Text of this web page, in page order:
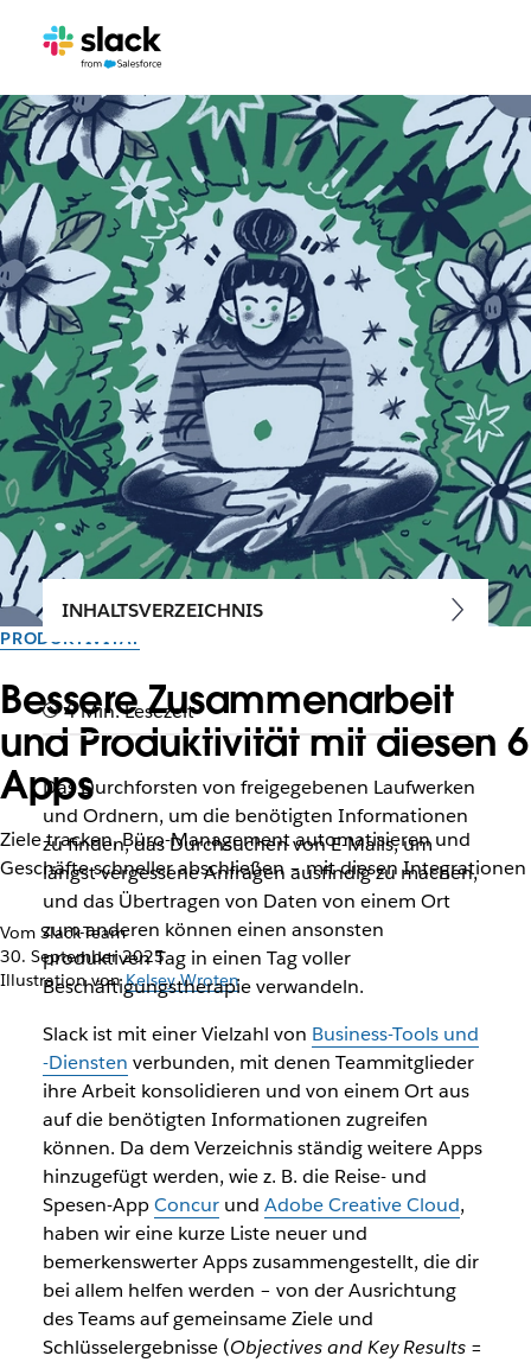
PRODUKTIVITÄT
Bessere Zusammenarbeit
und Produktivität mit diesen 6
Apps
Ziele tracken, Büro-Management automatisieren und
Geschäfte schneller abschließen – mit diesen Integrationen
Vom Slack-Team
30. September 2025
Illustration vonKelsey Wroten
INHALTSVERZEICHNIS
4 Min. Lesezeit
Das Durchforsten von freigegebenen Laufwerken
und Ordnern, um die benötigten Informationen
zu finden, das Durchsuchen von E-Mails, um
längst vergessene Anfragen ausfindig zu machen,
und das Übertragen von Daten von einem Ort
zum anderen können einen ansonsten
produktiven Tag in einen Tag voller
Beschäftigungstherapie verwandeln.
Slack ist mit einer Vielzahl von Business-Tools und
-Diensten verbunden, mit denen Teammitglieder
ihre Arbeit konsolidieren und von einem Ort aus
auf die benötigten Informationen zugreifen
können. Da dem Verzeichnis ständig weitere Apps
hinzugefügt werden, wie z. B. die Reise- und
Spesen-AppConcurund Adobe Creative Cloud,
haben wir eine kurze Liste neuer und
bemerkenswerter Apps zusammengestellt, die dir
bei allem helfen werden – von der Ausrichtung
des Teams auf gemeinsame Ziele und
Schlüsselergebnisse (Objectives and Key Results=